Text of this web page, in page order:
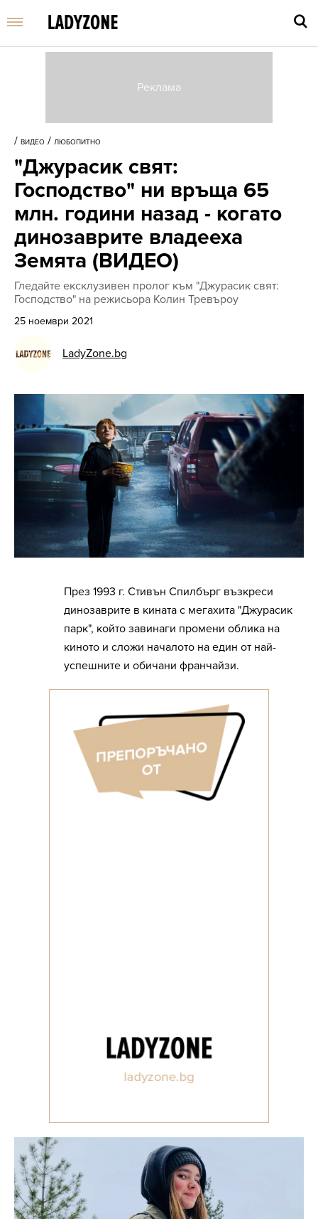
/ ВИДЕО / ЛЮБОПИТНО
"Джурасик свят:
Господство" ни връща 65
млн. години назад - когато
динозаврите владееха
Земята (ВИДЕО)
Гледайте ексклузивен пролог към "Джурасик свят:
Господство" на режисьора Колин Тревъроу
25 ноември 2021
LadyZone.bg
През 1993 г. Стивън Спилбърг възкреси
динозаврите в кината с мегахита "Джурасик
парк", който завинаги промени облика на
киното и сложи началото на един от най-
успешните и обичани франчайзи.